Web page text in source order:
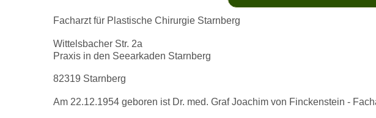
Facharzt für Plastische Chirurgie Starnberg
Wittelsbacher Str. 2a
Praxis in den Seearkaden Starnberg
82319 Starnberg
Am 22.12.1954 geboren ist Dr. med. Graf Joachim von Finckenstein -